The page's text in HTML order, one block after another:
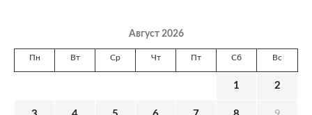
Август 2026
Пн Вт Ср Чт Пт Сб Вс
1 2